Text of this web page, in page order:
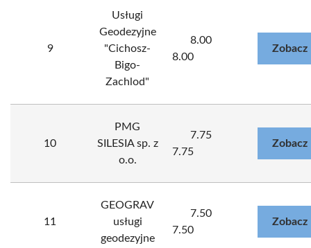
9
Usługi
Geodezyjne
"Cichosz-
Bigo-
Zachlod"
8.00
8.00
Zobacz
10
PMG
SILESIA sp. z
o.o.
7.75
7.75
Zobacz
11
GEOGRAV
usługi
geodezyjne
7.50
7.50
Zobacz